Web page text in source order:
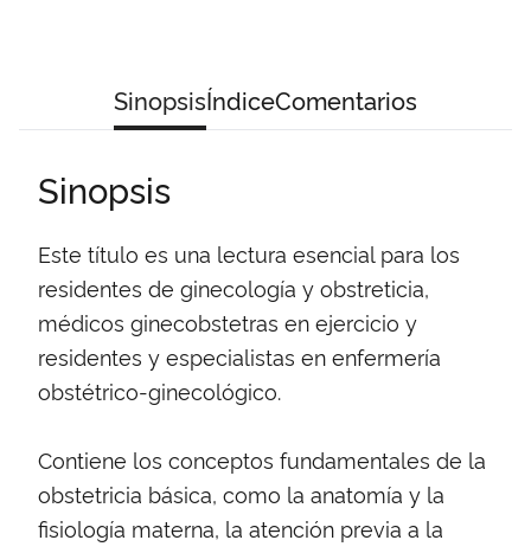
SinopsisÍndiceComentarios
Sinopsis
Este título es una lectura esencial para los
residentes de ginecología y obstreticia,
médicos ginecobstetras en ejercicio y
residentes y especialistas en enfermería
obstétrico-ginecológico.
Contiene los conceptos fundamentales de la
obstetricia básica, como la anatomía y la
fisiología materna, la atención previa a la